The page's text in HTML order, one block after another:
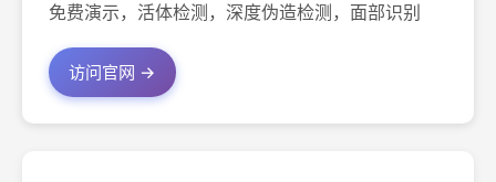
免费演示，活体检测，深度伪造检测，面部识别
访问官网 →